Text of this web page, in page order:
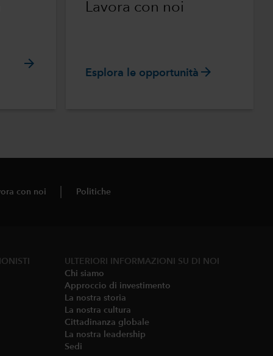
arrow_forward
Lavora con noi
Esplora le opportunità arrow_forward
con noi Politiche
ULTERIORI INFORMAZIONI SU DI NOI
Chi siamo
Approccio di investimento
La nostra storia
La nostra cultura
Cittadinanza globale
La nostra leadership
Sedi